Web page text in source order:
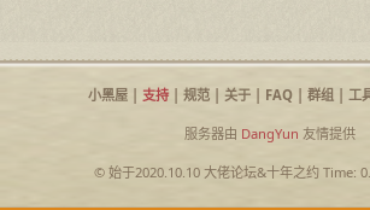
小黑屋| 支持| 规范| 关于| FAQ| 群组| 工
服务器由 DangYun 友情提供
© 始于2020.10.10 大佬论坛&十年之约Time: